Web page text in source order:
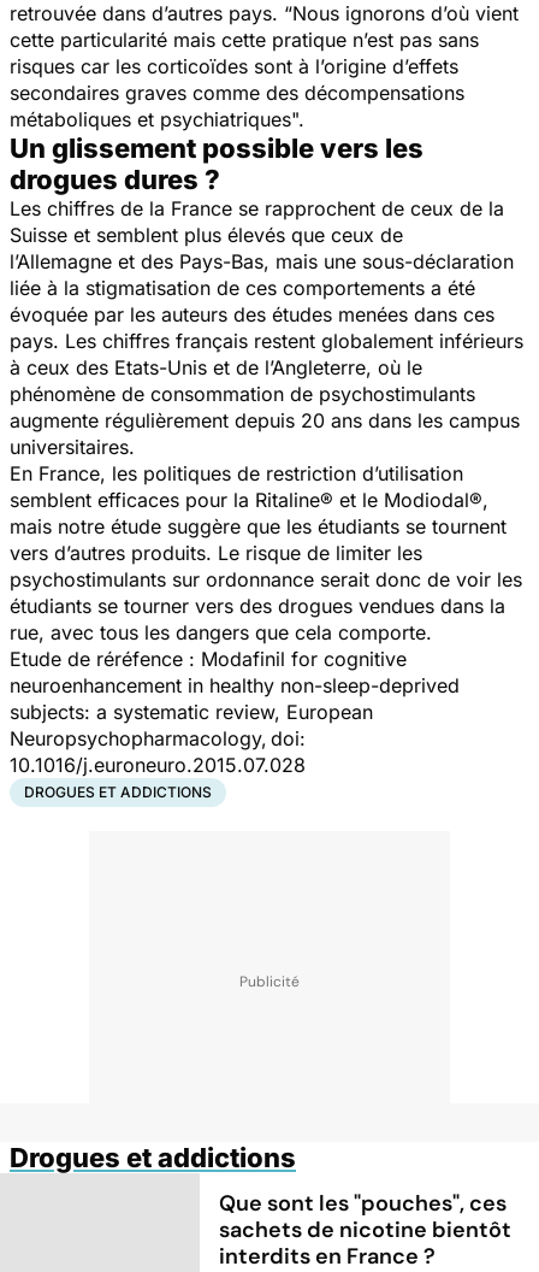
retrouvée dans d’autres pays. “Nous ignorons d’où vient
cette particularité mais cette pratique n’est pas sans
risques car les corticoïdes sont à l’origine d’effets
secondaires graves comme des décompensations
métaboliques et psychiatriques".
Un glissement possible vers les
drogues dures ?
Les chiffres de la France se rapprochent de ceux de la
Suisse et semblent plus élevés que ceux de
l’Allemagne et des Pays-Bas, mais une sous-déclaration
liée à la stigmatisation de ces comportements a été
évoquée par les auteurs des études menées dans ces
pays. Les chiffres français restent globalement inférieurs
à ceux des Etats-Unis et de l’Angleterre, où le
phénomène de consommation de psychostimulants
augmente régulièrement depuis 20 ans dans les campus
universitaires.
En France, les politiques de restriction d’utilisation
semblent efficaces pour la Ritaline® et le Modiodal®,
mais notre étude suggère que les étudiants se tournent
vers d’autres produits. Le risque de limiter les
psychostimulants sur ordonnance serait donc de voir les
étudiants se tourner vers des drogues vendues dans la
rue, avec tous les dangers que cela comporte.
Etude de réréfence : Modafinil for cognitive
neuroenhancement in healthy non-sleep-deprived
subjects: a systematic review, European
Neuropsychopharmacology, doi:
10.1016/j.euroneuro.2015.07.028
DROGUES ET ADDICTIONS
Drogues et addictions
Que sont les "pouches", ces
sachets de nicotine bientôt
interdits en France ?